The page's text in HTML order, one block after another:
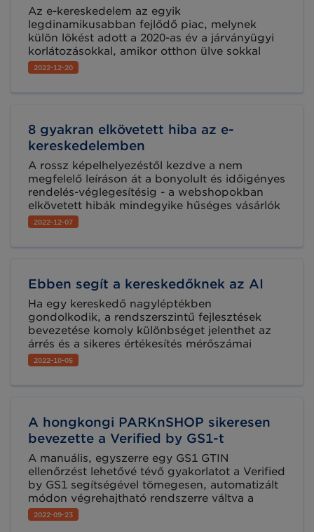
Az e-kereskedelem az egyik
legdinamikusabban fejlődő piac, melynek
külön lökést adott a 2020-as év a járványügyi
korlátozásokkal, amikor otthon ülve sokkal
többen próbálták ki az internetes vásárlást,
mint egyébként. Jelenleg a covidot követő
kereskedéssel kapcsolatban, egyben
áttekintjük azt is, milyen trendekre érdemes
felkészülni a jövő vonatkozásában.
2022-12-20
8 gyakran elkövetett hiba az e-
kereskedelemben
A rossz képelhelyezéstől kezdve a nem
megfelelő leíráson át a bonyolult és időigényes
rendelés-véglegesítésig - a webshopokban
elkövetett hibák mindegyike hűséges vásárlók
elvesztését és felesleges plusz költségeket
eredményezhet. Hogyan kerülheti el ezeket?
2022-12-07
Ebben segít a kereskedőknek az AI
Ha egy kereskedő nagyléptékben
gondolkodik, a rendszerszintű fejlesztések
bevezetése komoly különbséget jelenthet az
árrés és a sikeres értékesítés mérőszámai
tekintetében. Ez azt is jelenti, hogy a
növekedés számos probléma megoldását
Goods például mesterséges intelligenciát
alkalmaznak a kosárelhagyás kezelésére és a
megrendelések teljesítésének javítására.
2022-10-05
A hongkongi PARKnSHOP sikeresen
bevezette a Verified by GS1-t
A manuális, egyszerre egy GS1 GTIN
ellenőrzést lehetővé tévő gyakorlatot a Verified
by GS1 segítségével tömegesen, automatizált
módon végrehajtható rendszerre váltva a
PARKnSHOP a termékek belistázásával töltött
időt jelentősen csökkentette.
2022-09-23